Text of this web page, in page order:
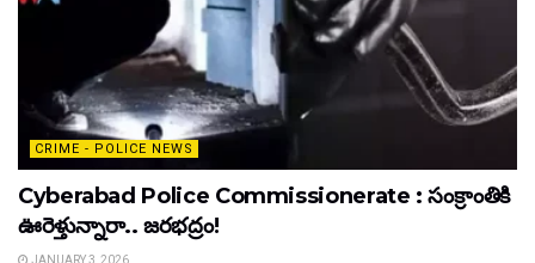
CRIME - POLICE NEWS
Cyberabad Police Commissionerate : సంక్రాంతికి
ఊరెళ్తున్నారా.. జరభద్రం!
JANUARY 3, 2026